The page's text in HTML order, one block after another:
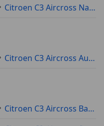
Citroen C3 Aircross Naranja
Citroen C3 Aircross Automático
Citroen C3 Aircross Barcelona